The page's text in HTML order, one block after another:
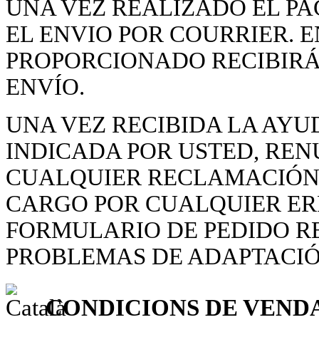
UNA VEZ REALIZADO EL
EL ENVIO POR COURRIER.
PROPORCIONADO
ENVÍO.
UNA VEZ RECIBIDA LA
INDICADA POR USTED,
CUALQUIER
CARGO POR CUALQUIER
FORMULARIO DE PEDIDO
PROBLEMAS DE
CONDICIONS DE